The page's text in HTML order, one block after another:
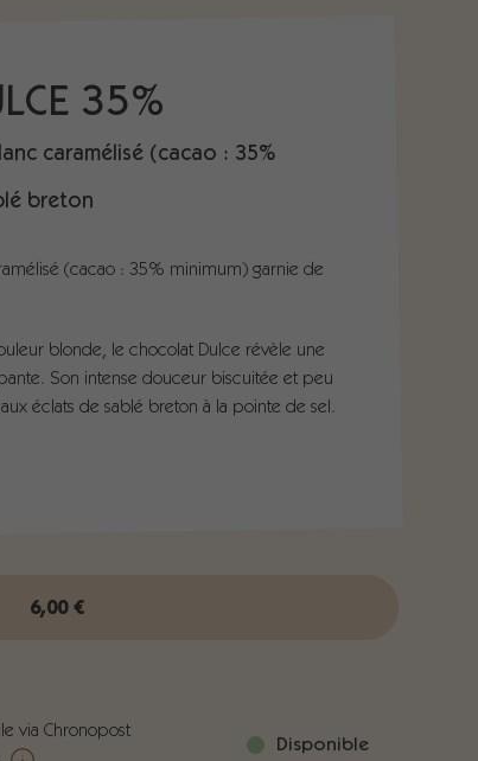
35%
caramélisé (cacao : 35%
breton
(cacao : 35% minimum) garnie de
blonde, le chocolat Dulce révèle une
Son intense douceur biscuitée et peu
éclats de sablé breton à la pointe de sel.
6,00€
via Chronopost
Disponible